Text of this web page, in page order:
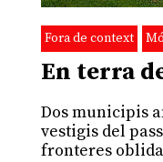
Fora de context
En terra
Dos municipis
vestigis del
fronteres